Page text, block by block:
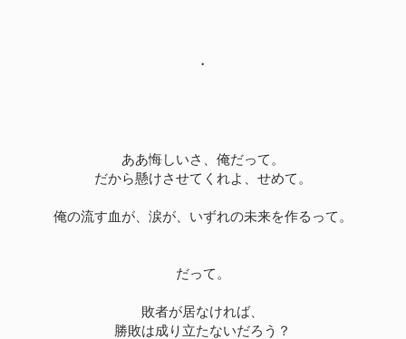
・
ああ悔しいさ、俺だって。
だから懸けさせてくれよ、せめて。
俺の流す血が、涙が、いずれの未来を作るって。
だって。
敗者が居なければ、
勝敗は成り立たないだろう？